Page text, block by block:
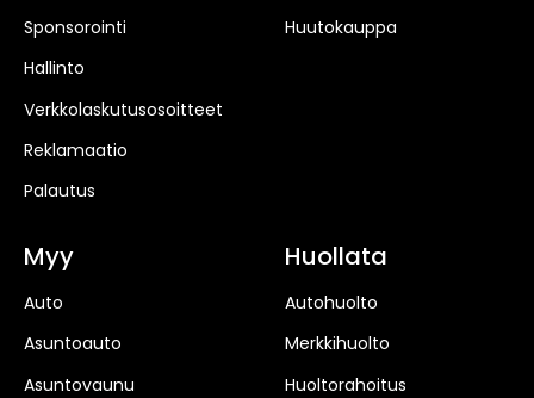
Sponsorointi
Hallinto
Verkkolaskutusosoitteet
Reklamaatio
Palautus
Huutokauppa
Myy
Auto
Asuntoauto
Asuntovaunu
Huollata
Autohuolto
Merkkihuolto
Huoltorahoitus